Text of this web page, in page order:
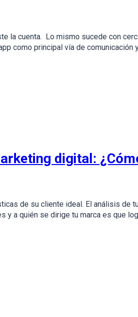
la cuenta. Lo mismo sucede con
como principal vía de
digital:
de su cliente ideal. El análisis de
y a quién se dirige tu marca es que